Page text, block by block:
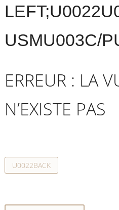
USMU003C/
ERREUR : LA
N’EXISTE PAS
U0022BACK